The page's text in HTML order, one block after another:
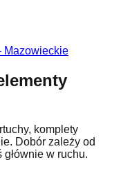
Mazowieckie
komplety
Dobór zależy od
w ruchu.